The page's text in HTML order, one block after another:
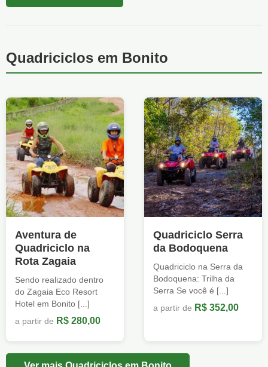
Quadriciclos em Bonito
Aventura de
Quadriciclo na
Rota Zagaia
Sendo realizado dentro
do Zagaia Eco Resort
Hotel em Bonito [...]
a partir de R$ 280,00
Quadriciclo Serra
da Bodoquena
Quadriciclo na Serra da
Bodoquena: Trilha da
Serra Se você é [...]
a partir de R$ 352,00